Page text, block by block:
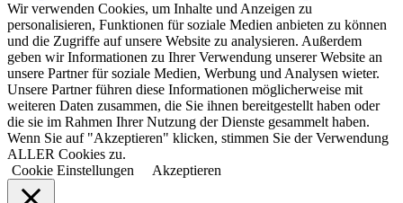
Wir verwenden Cookies, um Inhalte und Anzeigen zu
personalisieren, Funktionen für soziale Medien anbieten zu können
und die Zugriffe auf unsere Website zu analysieren. Außerdem
geben wir Informationen zu Ihrer Verwendung unserer Website an
unsere Partner für soziale Medien, Werbung und Analysen wieter.
Unsere Partner führen diese Informationen möglicherweise mit
weiteren Daten zusammen, die Sie ihnen bereitgestellt haben oder
die sie im Rahmen Ihrer Nutzung der Dienste gesammelt haben.
Wenn Sie auf "Akzeptieren" klicken, stimmen Sie der Verwendung
ALLER Cookies zu.
Cookie Einstellungen
Akzeptieren